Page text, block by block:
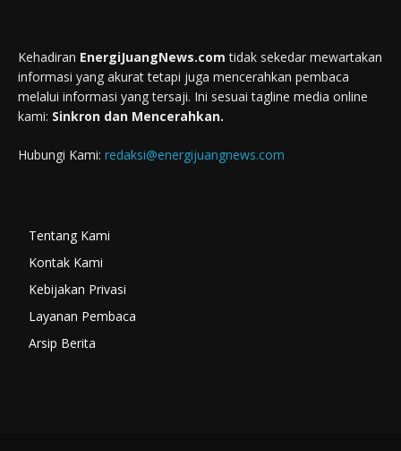
Kehadiran EnergiJuangNews.com tidak sekedar mewartakan
informasi yang akurat tetapi juga mencerahkan pembaca
melalui informasi yang tersaji. Ini sesuai tagline media online
kami: Sinkron dan Mencerahkan.
Hubungi Kami: redaksi@energijuangnews.com
Tentang Kami
Kontak Kami
Kebijakan Privasi
Layanan Pembaca
Arsip Berita